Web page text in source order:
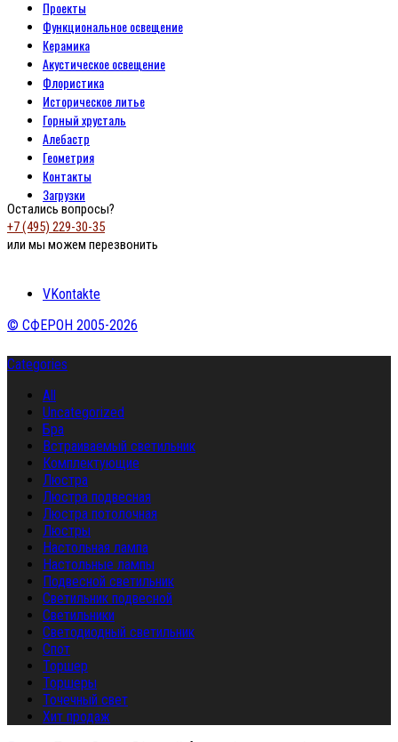
Проекты
Функциональное освещение
Керамика
Акустическое освещение
Флористика
Историческое литье
Горный хрусталь
Алебастр
Геометрия
Контакты
Загрузки
Остались вопросы?
+7 (495) 229-30-35
или мы можем перезвонить
VKontakte
© СФЕРОН 2005-2026
Categories
All
Uncategorized
Бра
Встраиваемый светильник
Комплектующие
Люстра
Люстра подвесная
Люстра потолочная
Люстры
Настольная лампа
Настольные лампы
Подвесной светильник
Светильник подвесной
Светильники
Светодиодный светильник
Спот
Торшер
Торшеры
Точечный свет
Хит продаж